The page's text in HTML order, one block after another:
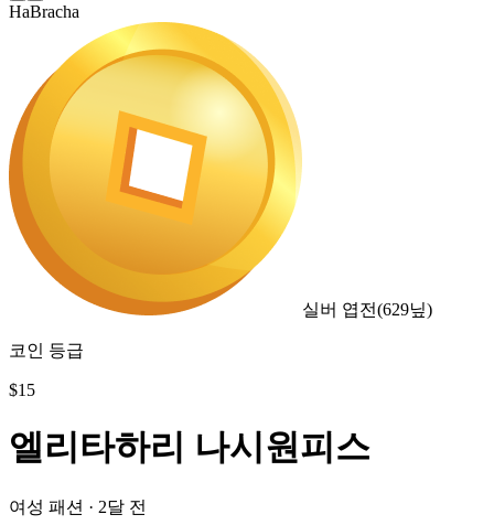
HaBracha
실버 엽전(629닢)
코인 등급
$15
엘리타하리 나시원피스
여성 패션 · 2달 전